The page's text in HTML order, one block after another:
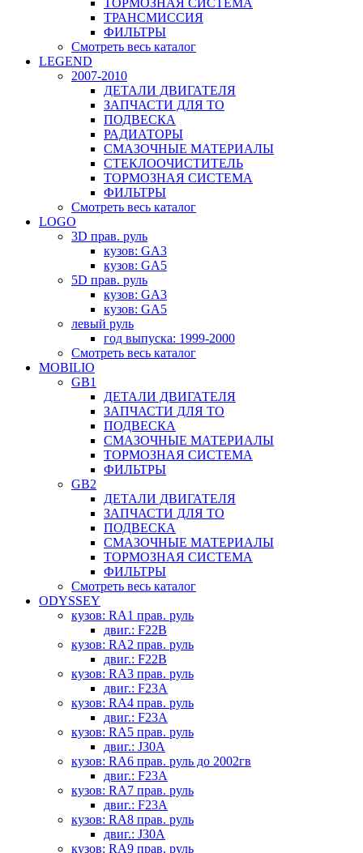
ТОРМОЗНАЯ СИСТЕМА
ТРАНСМИССИЯ
ФИЛЬТРЫ
Смотреть весь каталог
LEGEND
2007-2010
ДЕТАЛИ ДВИГАТЕЛЯ
ЗАПЧАСТИ ДЛЯ ТО
ПОДВЕСКА
РАДИАТОРЫ
СМАЗОЧНЫЕ МАТЕРИАЛЫ
СТЕКЛООЧИСТИТЕЛЬ
ТОРМОЗНАЯ СИСТЕМА
ФИЛЬТРЫ
Смотреть весь каталог
LOGO
3D прав. руль
кузов: GA3
кузов: GA5
5D прав. руль
кузов: GA3
кузов: GA5
левый руль
год выпуска: 1999-2000
Смотреть весь каталог
MOBILIO
GB1
ДЕТАЛИ ДВИГАТЕЛЯ
ЗАПЧАСТИ ДЛЯ ТО
ПОДВЕСКА
СМАЗОЧНЫЕ МАТЕРИАЛЫ
ТОРМОЗНАЯ СИСТЕМА
ФИЛЬТРЫ
GB2
ДЕТАЛИ ДВИГАТЕЛЯ
ЗАПЧАСТИ ДЛЯ ТО
ПОДВЕСКА
СМАЗОЧНЫЕ МАТЕРИАЛЫ
ТОРМОЗНАЯ СИСТЕМА
ФИЛЬТРЫ
Смотреть весь каталог
ODYSSEY
кузов: RA1 прав. руль
двиг.: F22B
кузов: RA2 прав. руль
двиг.: F22B
кузов: RA3 прав. руль
двиг.: F23A
кузов: RA4 прав. руль
двиг.: F23A
кузов: RA5 прав. руль
двиг.: J30A
кузов: RA6 прав. руль до 2002гв
двиг.: F23A
кузов: RA7 прав. руль
двиг.: F23A
кузов: RA8 прав. руль
двиг.: J30A
кузов: RA9 прав. руль